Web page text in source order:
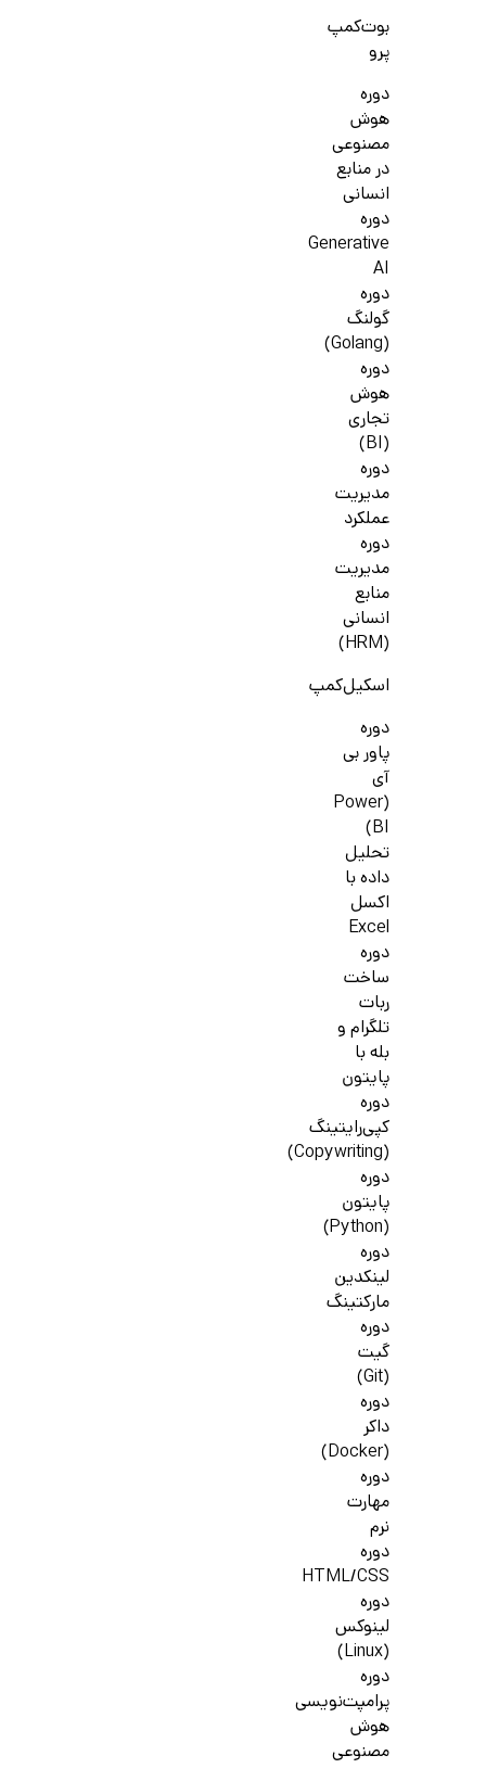
بوت‌کمپ
پرو
دوره
هوش
مصنوعی
در منابع
انسانی
دوره
Generative
AI
دوره
گولنگ
(Golang)
دوره
هوش
تجاری
(BI)
دوره
مدیریت
عملکرد
دوره
مدیریت
منابع
انسانی
(HRM)
اسکیل‌کمپ
دوره
پاور بی
آی
(Power
BI)
تحلیل
داده با
اکسل
Excel
دوره
ساخت
ربات
تلگرام و
بله با
پایتون
دوره
کپی‌رایتینگ
(Copywriting)
دوره
پایتون
(Python)
دوره
لینکدین
مارکتینگ
دوره
گیت
(Git)
دوره
داکر
(Docker)
دوره
مهارت
نرم
دوره
HTML/CSS
دوره
لینوکس
(Linux)
دوره
پرامپت‌نویسی
هوش
مصنوعی